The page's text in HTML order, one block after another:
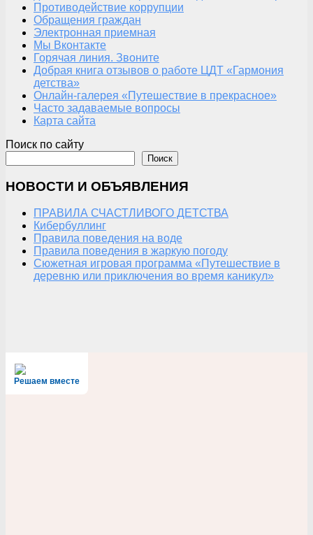
Противодействие коррупции
Обращения граждан
Электронная приемная
Мы Вконтакте
Горячая линия. Звоните
Добрая книга отзывов о работе ЦДТ «Гармония
детства»
Онлайн-галерея «Путешествие в прекрасное»
Часто задаваемые вопросы
Карта сайта
Поиск по сайту
Поиск
НОВОСТИ И ОБЪЯВЛЕНИЯ
ПРАВИЛА СЧАСТЛИВОГО ДЕТСТВА
Кибербуллинг
Правила поведения на воде
Правила поведения в жаркую погоду
Сюжетная игровая программа «Путешествие в
деревню или приключения во время каникул»
Решаем вместе